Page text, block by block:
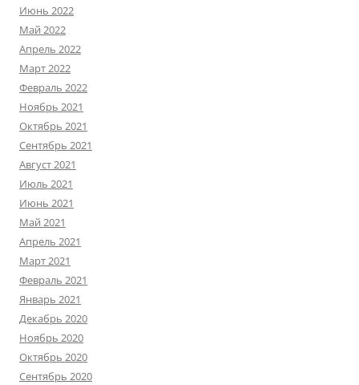
Июнь 2022
Май 2022
Апрель 2022
Март 2022
Февраль 2022
Ноябрь 2021
Октябрь 2021
Сентябрь 2021
Август 2021
Июль 2021
Июнь 2021
Май 2021
Апрель 2021
Март 2021
Февраль 2021
Январь 2021
Декабрь 2020
Ноябрь 2020
Октябрь 2020
Сентябрь 2020